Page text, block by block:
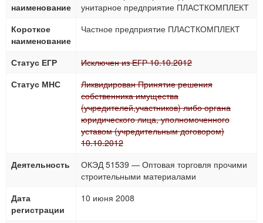
наименование
унитарное предприятие ПЛАСТКОМПЛЕКТ
Короткое
наименование
Частное предприятие ПЛАСТКОМПЛЕКТ
Статус ЕГР
Исключен из ЕГР 10.10.2012
Статус МНС
Ликвидирован Принятие решения
собственника имущества
(учредителей,участников) либо органа
юридического лица, уполномоченного
уставом (учредительным договором)
10.10.2012
Деятельность
ОКЭД 51539 — Оптовая торговля прочими
строительными материалами
Дата
регистрации
10 июня 2008